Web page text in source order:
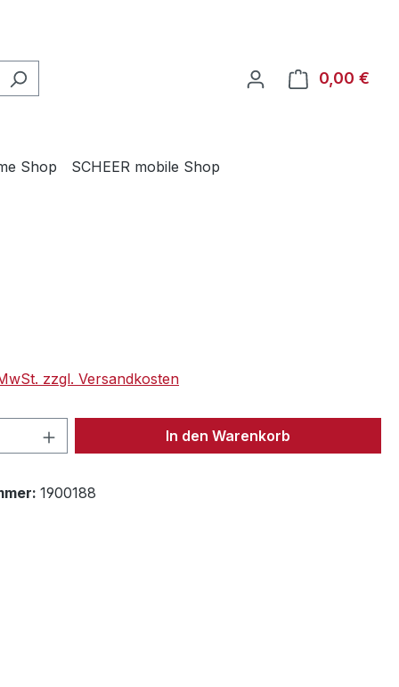
0,00 €
Shop SCHEER mobile Shop
zzgl. Versandkosten
Anzahl: Gib den gewünschten Wert
In den Warenkorb
1900188